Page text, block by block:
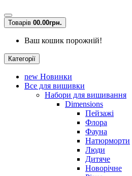
Товарів 00.00грн.
Ваш кошик порожній!
Категорії
new Новинки
Все для вишивки
Набори для вишивання
Dimensions
Пейзажі
Флора
Фауна
Натюрморти
Люди
Дитяче
Новорічне